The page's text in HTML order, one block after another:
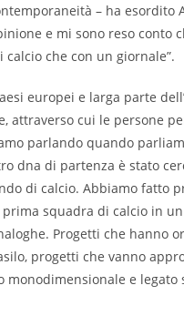
– ha esordito
e mi sono reso conto
che con un giornale”.
europei e larga parte
cui le persone
parlando quando
dna di partenza è stato
di calcio. Abbiamo fatto
squadra di calcio in
Progetti che hanno
progetti che vanno
e legato